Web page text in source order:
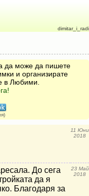
dimitar_i_radi
да може да пишете
и организирате
в Любими.
11 Юни
2018
До сега
да я
Благодаря за
23 Май
2018